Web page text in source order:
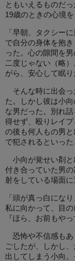
ともいえるものだ
19歳のときの心境
「早朝、タクシー
で自分の身体を抱
った。心の隙間を
二度じゃない（略
がら、安心して眠り
そんな時に出会っ
た。しかし彼は小
な男だった。別れ
得せず、殴りレイ
の後も何人もの男
で犯されるといった
小向が覚せい剤と
付き合っていた男
射をしている場面に
「頭が真っ白にな
私に向かって、目の
『ほら、お前もや
恐怖や不信感もあ
ごしたが、しかし
出してしまう小向